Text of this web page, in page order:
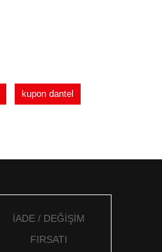
kupon dantel
İADE / DEĞİŞİM
FIRSATI